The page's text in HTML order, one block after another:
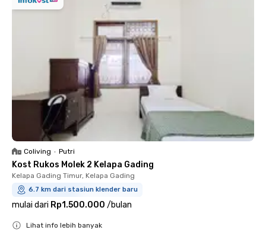
Coliving • Putri
Kost Rukos Molek 2 Kelapa Gading
Kelapa Gading Timur, Kelapa Gading
6.7 km dari stasiun klender baru
mulai dari Rp1.500.000 /bulan
Lihat info lebih banyak